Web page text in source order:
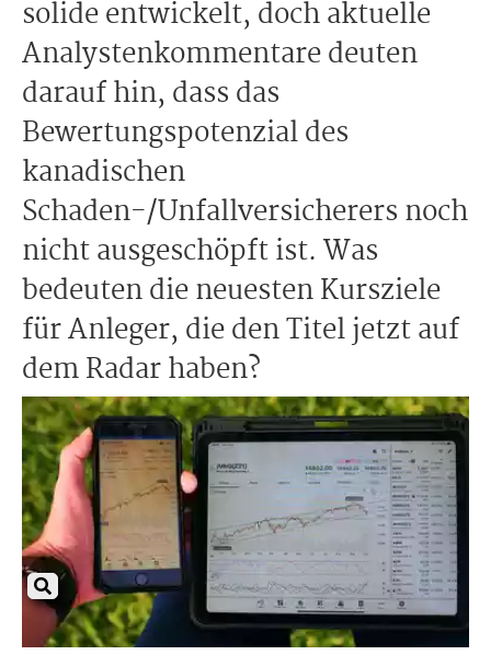
solide entwickelt, doch aktuelle
Analystenkommentare deuten
darauf hin, dass das
Bewertungspotenzial des
kanadischen
Schaden-/Unfallversicherers noch
nicht ausgeschöpft ist. Was
bedeuten die neuesten Kursziele
für Anleger, die den Titel jetzt auf
dem Radar haben?